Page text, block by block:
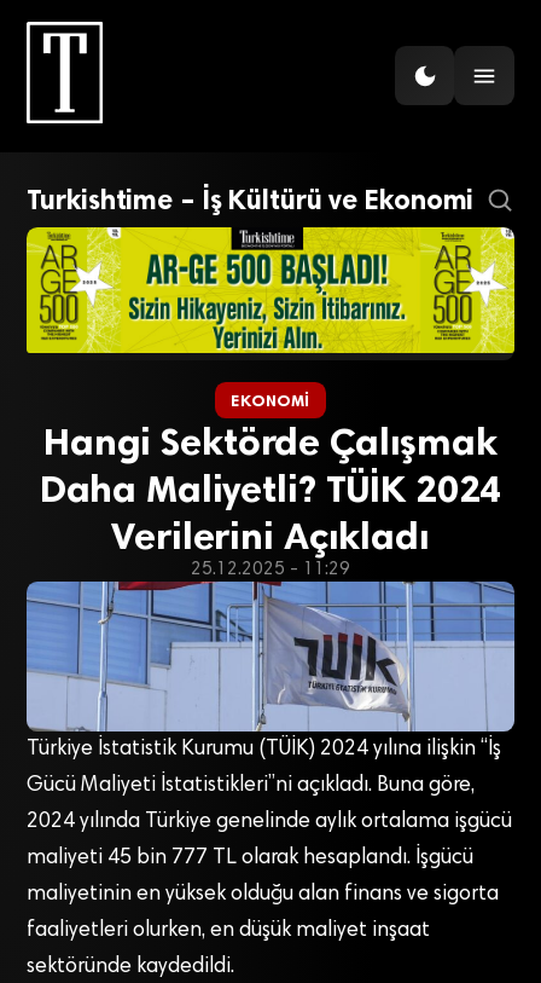
Turkishtime – İş Kültürü ve Ekonomi
EKONOMI
Hangi Sektörde Çalışmak
Daha Maliyetli? TÜİK 2024
Verilerini Açıkladı
25.12.2025 - 11:29
Türkiye İstatistik Kurumu (TÜİK) 2024 yılına ilişkin “İş
Gücü Maliyeti İstatistikleri”ni açıkladı. Buna göre,
2024 yılında Türkiye genelinde aylık ortalama işgücü
maliyeti 45 bin 777 TL olarak hesaplandı. İşgücü
maliyetinin en yüksek olduğu alan finans ve sigorta
faaliyetleri olurken, en düşük maliyet inşaat
sektöründe kaydedildi.